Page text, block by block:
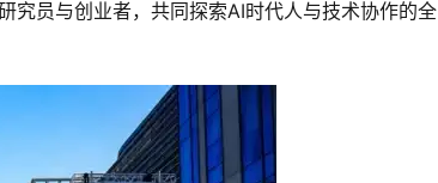
究员与创业者，共同探索AI时代人与技术协作的全